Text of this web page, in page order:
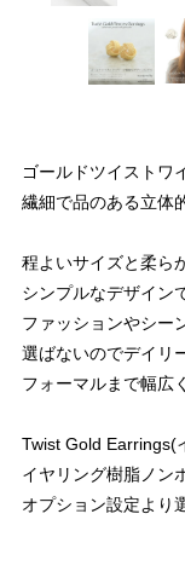
ゴールドツイストワ
繊細で品のある立体
程よいサイズと柔ら
シンプルなデザイン
ファッションやシー
選ばないのでデイリ
フォーマルまで幅広
Twist Gold Earrings(
イヤリング樹脂ノン
オプション設定より